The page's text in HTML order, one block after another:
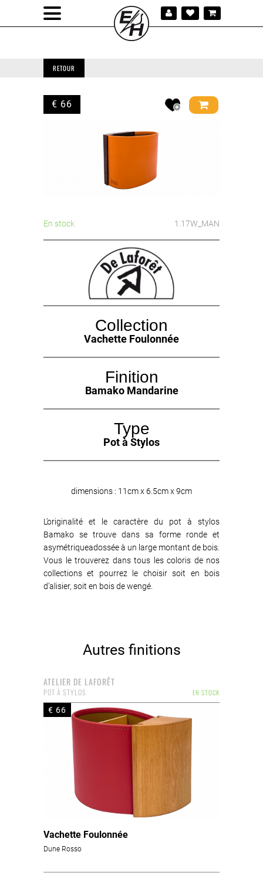
RETOUR
€ 66
En stock 1.17W_MAN
Collection
Vachette Foulonnée
Finition
Bamako Mandarine
Type
Pot à Stylos
dimensions : 11cm x 6.5cm x 9cm
L’originalité et le caractère du pot à stylos
Bamako se trouve dans sa forme ronde et
asymétriqueadossée à un large montant de bois.
Vous le trouverez dans tous les coloris de nos
collections et pourrez le choisir soit en bois
d’alisier, soit en bois de wengé.
Autres finitions
ATELIER DE LAFORÊT
EN STOCK
POT À STYLOS
€ 66
Vachette Foulonnée
Dune Rosso